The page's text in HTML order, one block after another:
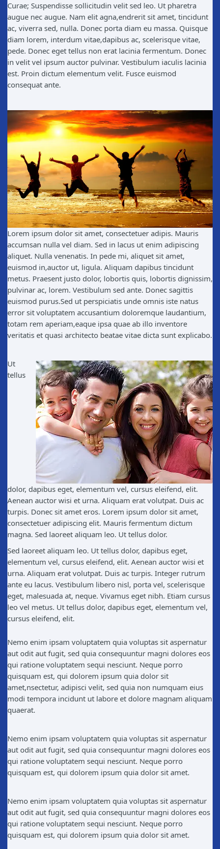
Curae; Suspendisse sollicitudin velit sed leo. Ut pharetra
augue nec augue. Nam elit agna,endrerit sit amet, tincidunt
ac, viverra sed, nulla. Donec porta diam eu massa. Quisque
diam lorem, interdum vitae,dapibus ac, scelerisque vitae,
pede. Donec eget tellus non erat lacinia fermentum. Donec
in velit vel ipsum auctor pulvinar. Vestibulum iaculis lacinia
est. Proin dictum elementum velit. Fusce euismod
consequat ante.
Lorem ipsum dolor sit amet, consectetuer adipis. Mauris
accumsan nulla vel diam. Sed in lacus ut enim adipiscing
aliquet. Nulla venenatis. In pede mi, aliquet sit amet,
euismod in,auctor ut, ligula. Aliquam dapibus tincidunt
metus. Praesent justo dolor, lobortis quis, lobortis dignissim,
pulvinar ac, lorem. Vestibulum sed ante. Donec sagittis
euismod purus.Sed ut perspiciatis unde omnis iste natus
error sit voluptatem accusantium doloremque laudantium,
totam rem aperiam,eaque ipsa quae ab illo inventore
veritatis et quasi architecto beatae vitae dicta sunt explicabo.
Ut
tellus
dolor, dapibus eget, elementum vel, cursus eleifend, elit.
Aenean auctor wisi et urna. Aliquam erat volutpat. Duis ac
turpis. Donec sit amet eros. Lorem ipsum dolor sit amet,
consectetuer adipiscing elit. Mauris fermentum dictum
magna. Sed laoreet aliquam leo. Ut tellus dolor.
Sed laoreet aliquam leo. Ut tellus dolor, dapibus eget,
elementum vel, cursus eleifend, elit. Aenean auctor wisi et
urna. Aliquam erat volutpat. Duis ac turpis. Integer rutrum
ante eu lacus. Vestibulum libero nisl, porta vel, scelerisque
eget, malesuada at, neque. Vivamus eget nibh. Etiam cursus
leo vel metus. Ut tellus dolor, dapibus eget, elementum vel,
cursus eleifend, elit.
Nemo enim ipsam voluptatem quia voluptas sit aspernatur
aut odit aut fugit, sed quia consequuntur magni dolores eos
qui ratione voluptatem sequi nesciunt. Neque porro
quisquam est, qui dolorem ipsum quia dolor sit
amet,nsectetur, adipisci velit, sed quia non numquam eius
modi tempora incidunt ut labore et dolore magnam aliquam
quaerat.
Nemo enim ipsam voluptatem quia voluptas sit aspernatur
aut odit aut fugit, sed quia consequuntur magni dolores eos
qui ratione voluptatem sequi nesciunt. Neque porro
quisquam est, qui dolorem ipsum quia dolor sit amet.
Nemo enim ipsam voluptatem quia voluptas sit aspernatur
aut odit aut fugit, sed quia consequuntur magni dolores eos
qui ratione voluptatem sequi nesciunt. Neque porro
quisquam est, qui dolorem ipsum quia dolor sit amet.